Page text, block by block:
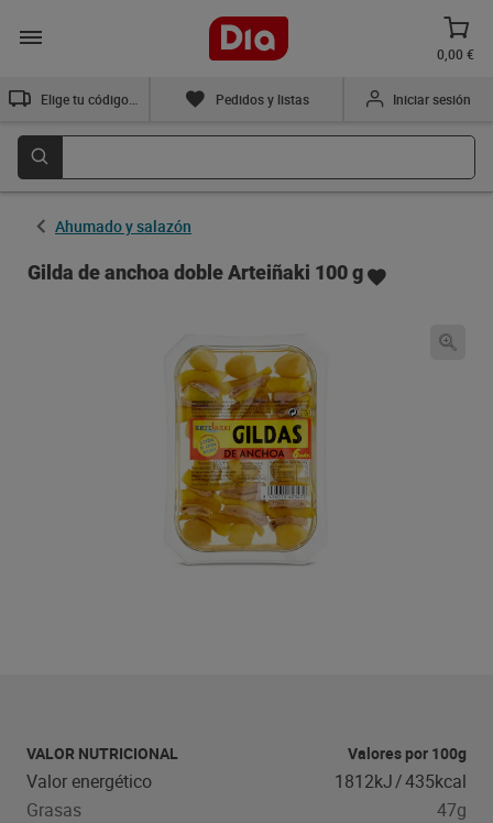
0,00 €
Pedidos y listas Iniciar sesión
Ahumado y salazón
Gilda de anchoa doble Arteiñaki 100 g
VALOR NUTRICIONAL Valores por 100g
Valor energético 1812kJ/435kcal
Grasas
47g